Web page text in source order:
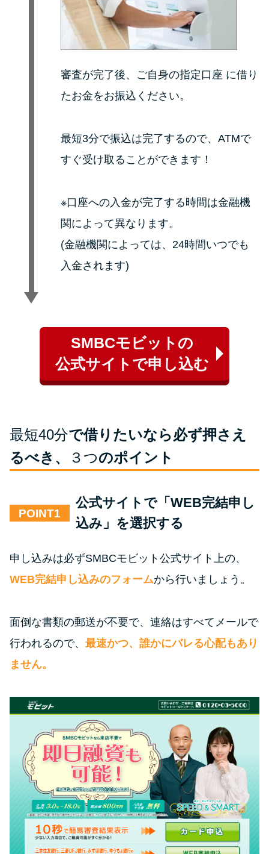
審査が完了後、ご自身の指定口座 に借り
たお金をお振込ください。
最短3分で振込は完了するので、ATMで
すぐ受け取ることができます！
※口座への入金が完了する時間は金融機
関によって異なります。
(金融機関によっては、24時間いつでも
入金されます)
SMBCモビットの
公式サイトで申し込む
最短40分で借りたいなら必ず押さえ
るべき、
３つのポイント
POINT
公式サイトで「WEB完結申し
込み」を選択する
申し込みは必ずSMBCモビット公式サイト上の、
WEB完結申し込みのフォームから行いましょう。
面倒な書類の郵送が不要で、連絡はすべてメールで
行われるので、 最速かつ、誰かにバレる心配もあり
ません。